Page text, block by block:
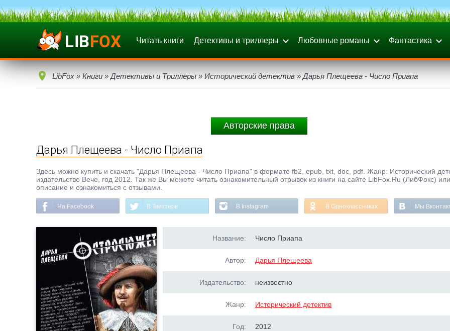
Читать книги Детективы и триллеры Любовные романы Фантастика
LibFox » Книги » Детективы и Триллеры » Исторический детектив » Дарья Плещеева - Число Приапа
Авторские права
Дарья Плещеева - Число Приапа
Здесь можно купить и скачать "Дарья Плещеева - Число Приапа" в формате fb2, epub, txt, doc, pdf. Жанр: Исторический
издательство Вече, год 2012. Так же Вы можете читать ознакомительный отрывок из книги на сайте LibFox.Ru (ЛибФокс)
описание и ознакомиться с отзывами.
На Facebook В Твиттере В Instagram В Одноклассниках Мы
Название: Число Приапа
Автор: Дарья Плещеева
Издательство: неизвестно
Жанр: Исторический детектив
Год: 2012